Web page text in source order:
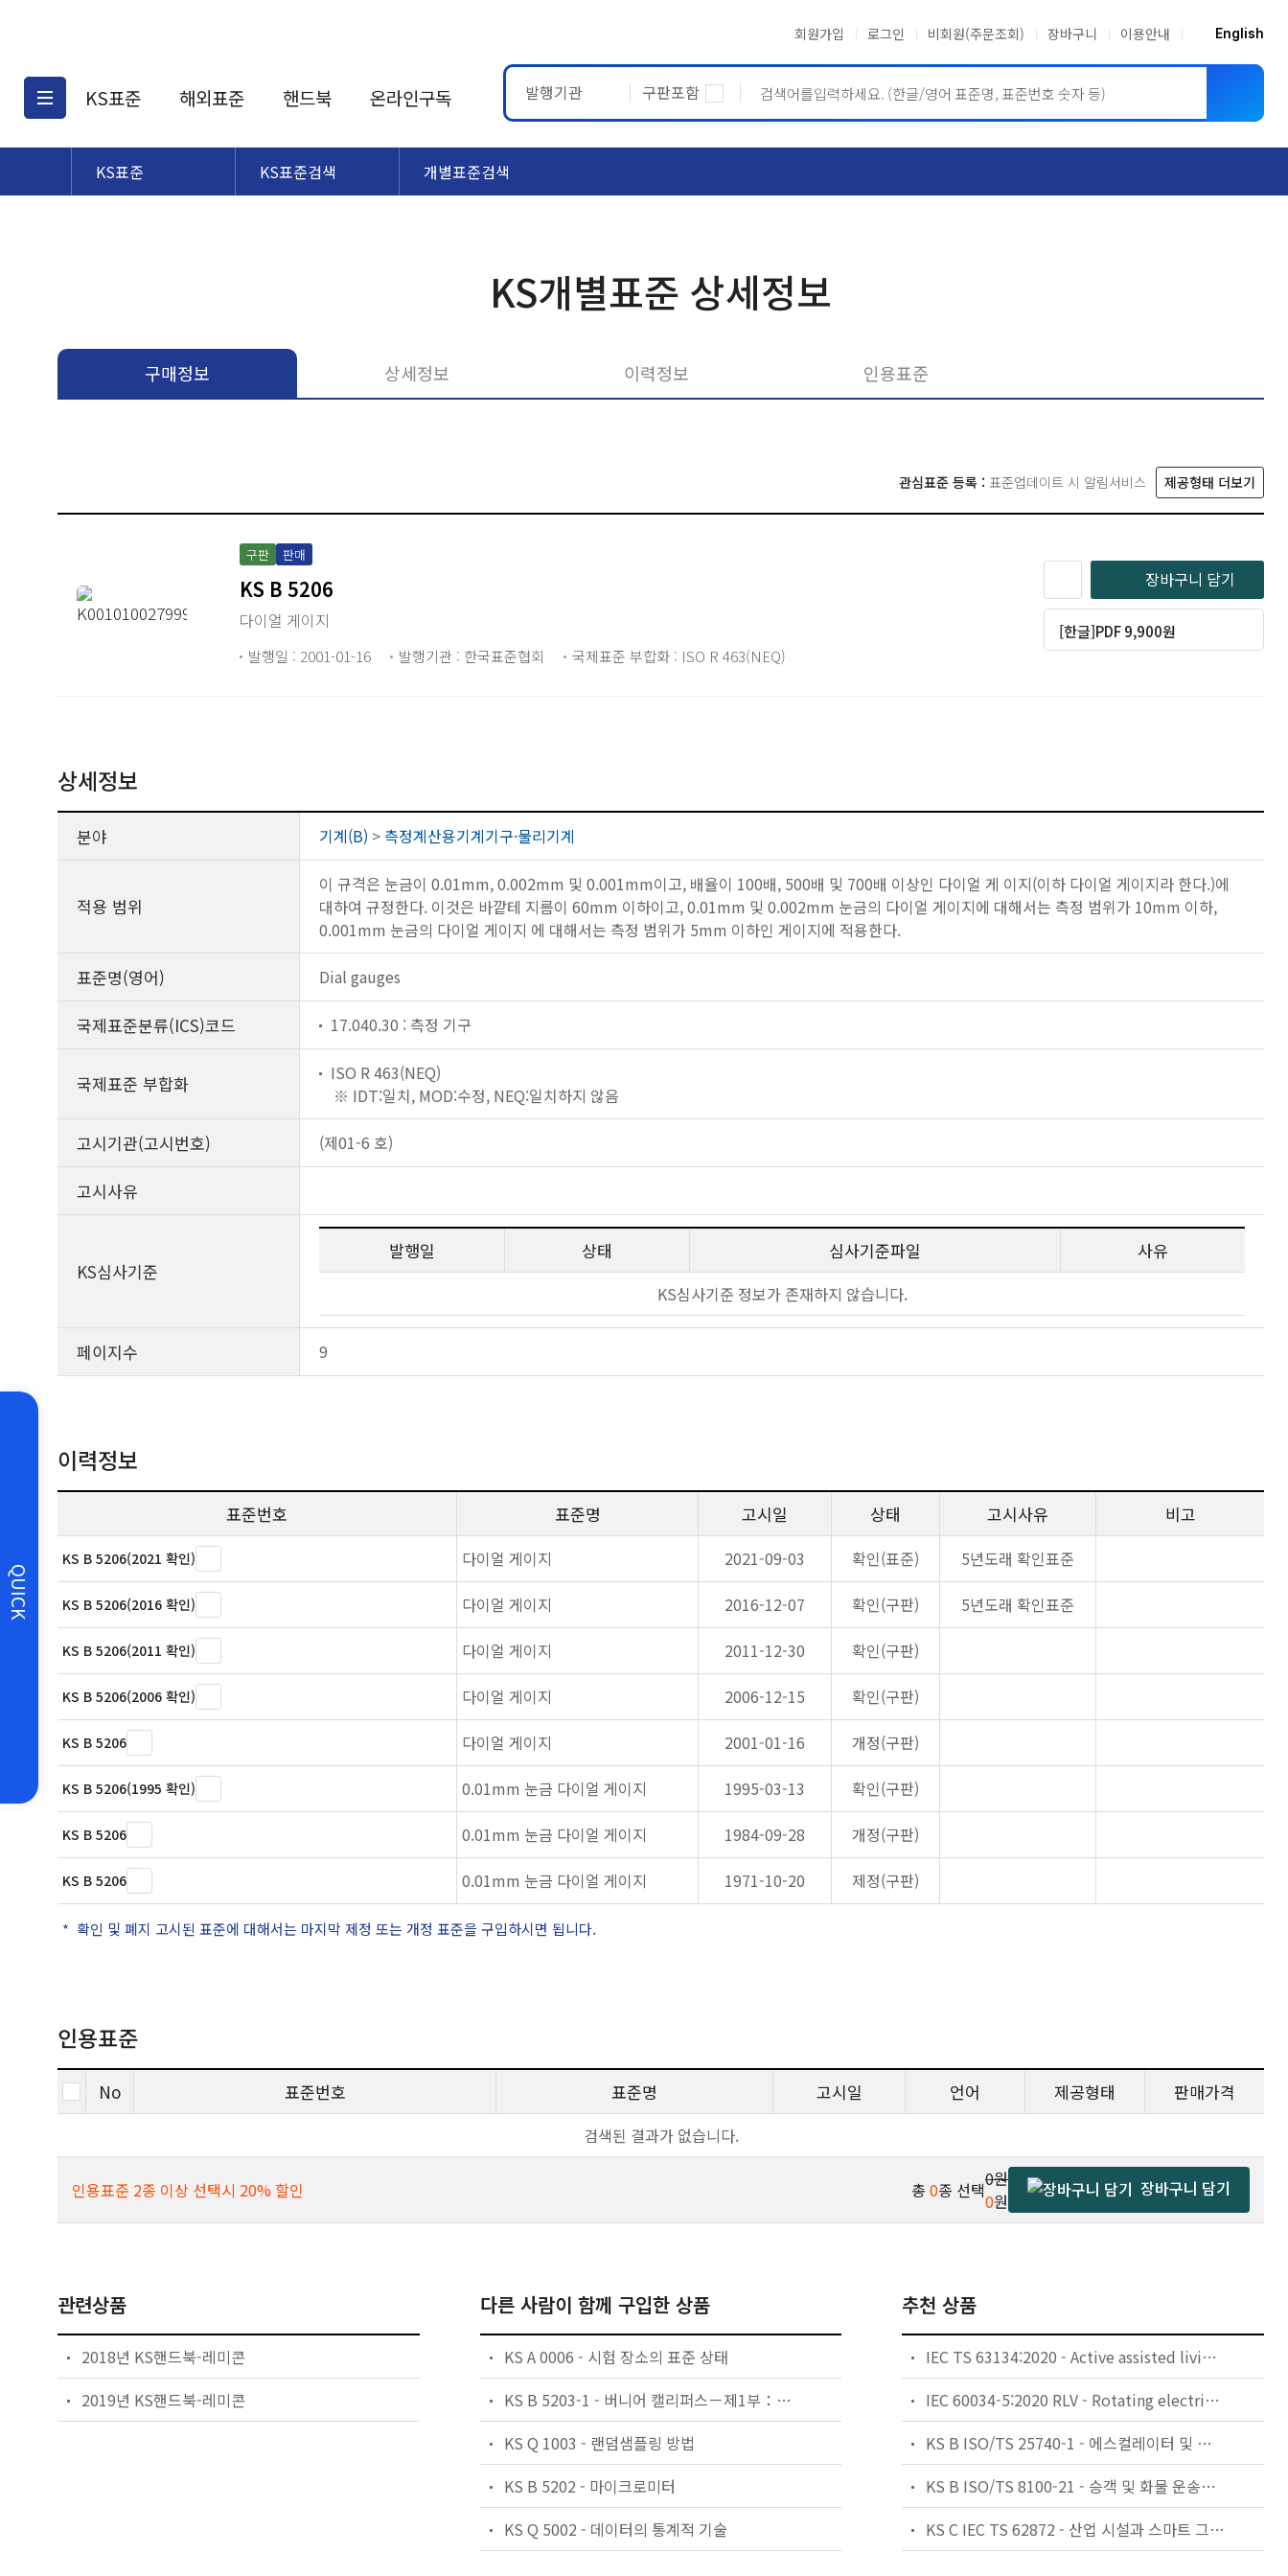
회원가입 로그인 비회원(주문조회) 장바구니 이용안내 English
KS표준
KS표준검색
해외표준
해외표준검색
핸드북 온라인구독 발행기관 구판포함
QUICK
KS표준 KS표준검색 개별표준검색
KS개별표준 상세정보
구매정보 상세정보 이력정보 인용표준
관심표준 등록 : 표준업데이트 시 알림서비스 제공형태 더보기
구판 판매
KS B 5206
다이얼 게이지
발행일 : 2001-01-16 발행기관 : 한국표준협회 국제표준 부합화 : ISO R 463(NEQ)
장바구니 담기
[한글]PDF 9,900원
상세정보
분야 기계(B) > 측정계산용기계기구·물리기계
적용 범위
이 규격은 눈금이 0.01mm, 0.002mm 및 0.001mm이고, 배율이 100배, 500배 및 700배 이상인 다이얼 게 이지(이하 다이얼 게이지라 한다.)에
대하여 규정한다. 이것은 바깥테 지름이 60mm 이하이고, 0.01mm 및 0.002mm 눈금의 다이얼 게이지에 대해서는 측정 범위가 10mm 이하,
0.001mm 눈금의 다이얼 게이지 에 대해서는 측정 범위가 5mm 이하인 게이지에 적용한다.
표준명(영어) Dial gauges
국제표준분류(ICS)코드 17.040.30 : 측정 기구
국제표준 부합화
ISO R 463(NEQ)
※ IDT:일치, MOD:수정, NEQ:일치하지 않음
고시기관(고시번호) (제01-6 호)
고시사유
KS심사기준
발행일 상태 심사기준파일 사유
KS심사기준 정보가 존재하지 않습니다.
페이지수 9
이력정보
표준번호 표준명 고시일 상태 고시사유 비고
KS B 5206(2021 확인) 다이얼 게이지 2021-09-03 확인(표준) 5년도래 확인표준
KS B 5206(2016 확인) 다이얼 게이지 2016-12-07 확인(구판) 5년도래 확인표준
KS B 5206(2011 확인) 다이얼 게이지 2011-12-30 확인(구판)
KS B 5206(2006 확인) 다이얼 게이지 2006-12-15 확인(구판)
KS B 5206 다이얼 게이지 2001-01-16 개정(구판)
KS B 5206(1995 확인) 0.01mm 눈금 다이얼 게이지 1995-03-13 확인(구판)
KS B 5206 0.01mm 눈금 다이얼 게이지 1984-09-28 개정(구판)
KS B 5206 0.01mm 눈금 다이얼 게이지 1971-10-20 제정(구판)
확인 및 폐지 고시된 표준에 대해서는 마지막 제정 또는 개정 표준을 구입하시면 됩니다.
인용표준
No 표준번호 표준명 고시일 언어 제공형태 판매가격
검색된 결과가 없습니다.
인용표준 2종 이상 선택시 20% 할인 총 0종 선택0원
0원
장바구니 담기
관련상품
2018년 KS핸드북-레미콘
2019년 KS핸드북-레미콘
다른 사람이 함께 구입한 상품
KS A 0006 - 시험 장소의 표준 상태
KS B 5203-1 - 버니어 캘리퍼스－제1부：적용 범위 0.1 mm 및 0.05 mm
KS Q 1003 - 랜덤샘플링 방법
KS B 5202 - 마이크로미터
KS Q 5002 - 데이터의 통계적 기술
추천 상품
IEC TS 63134:2020 - Active assisted living (AAL) use cases
IEC 60034-5:2020 RLV - Rotating electrical machines - Part 5: Degrees of protection provided by the integral design of rotating electrical machines (IP code) - Classification
KS B ISO/TS 25740-1 - 에스컬레이터 및 무빙워크에 대한 안전요건 — 제1부: 세계공통 필수 안전요건(GESRs)
KS B ISO/TS 8100-21 - 승객 및 화물 운송용 엘리베이터 —제21부: 세계공통 필수안전요건(GESRs)을 충족하는 세계공통 안전 파라미터(GSPs)
KS C IEC TS 62872 - 산업 시설과 스마트 그리드 사이의 산업 공정 측정, 제어 및 자동화 시스템 인터페이스